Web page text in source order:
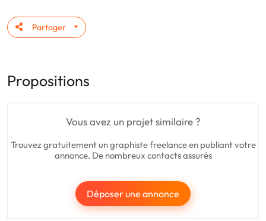
Partager
Propositions
Vous avez un projet similaire ?
Trouvez gratuitement un graphiste freelance en publiant votre
annonce. De nombreux contacts assurés
Déposer une annonce